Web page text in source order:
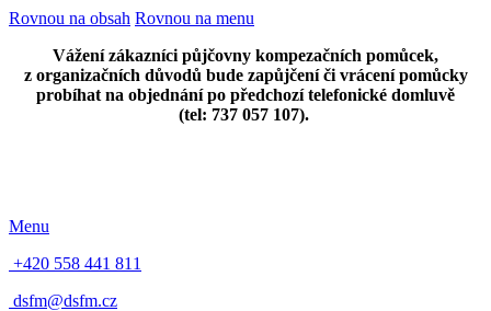
Rovnou na obsah Rovnou na menu
Vážení zákazníci půjčovny kompezačních pomůcek,
z organizačních důvodů bude zapůjčení či vrácení pomůcky
probíhat na objednání po předchozí telefonické domluvě
(tel: 737 057 107).
Menu
+420 558 441 811
dsfm@dsfm.cz